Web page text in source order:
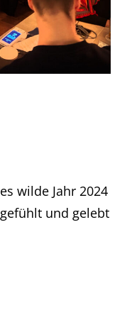
wilde Jahr 2024
und gelebt